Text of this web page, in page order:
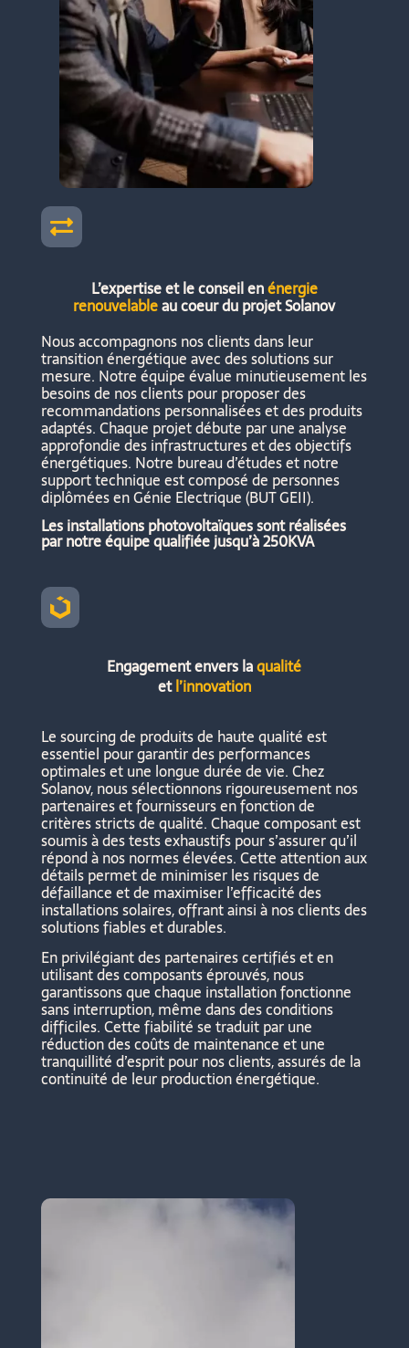

L’expertise et le conseil enénergie
renouvelableau coeur du projet Solanov
Nous accompagnons nos clients dans leur
transition énergétique avec des solutions sur
mesure. Notre équipe évalue minutieusement les
besoins de nos clients pour proposer des
recommandations personnalisées et des produits
adaptés.Chaque projet débute par une analyse
approfondie des infrastructures et des objectifs
énergétiques. Notre bureau d’études et notre
support technique est composé de personnes
diplômées en Génie Electrique (BUT GEII).
Les installations photovoltaïques sont réalisées
par notre équipe qualifiée jusqu’à 250KVA

Engagement envers laqualité
etl’innovation
Le sourcing de produits de haute qualité est
essentiel pour garantir des performances
optimales et une longue durée de vie. Chez
Solanov, nous sélectionnons rigoureusement nos
partenaires et fournisseurs en fonction de
critères stricts de qualité. Chaque composant est
soumis à des tests exhaustifs pour s’assurer qu’il
répond à nos normes élevées. Cette attention aux
détails permet de minimiser les risques de
défaillance et de maximiser l’efficacité des
installations solaires, offrant ainsi à nos clients des
solutions fiables et durables.
En privilégiant des partenaires certifiés et en
utilisant des composants éprouvés, nous
garantissons que chaque installation fonctionne
sans interruption, même dans des conditions
difficiles. Cette fiabilité se traduit par une
réduction des coûts de maintenance et une
tranquillité d’esprit pour nos clients, assurés de la
continuité de leur production énergétique.